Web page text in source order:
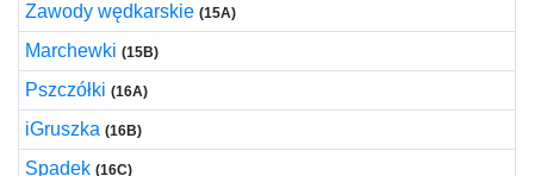
Zawody wędkarskie (15A)
Marchewki (15B)
Pszczółki (16A)
iGruszka (16B)
Spadek (16C)